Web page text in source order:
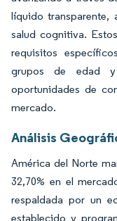
líquido transparente,
salud cognitiva.
requisitos
grupos de edad
oportunidades de
mercado.
Análisis
América del Norte
32,70% en el
respaldada por un
establecido y